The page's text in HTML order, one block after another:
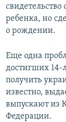
ребенка, но
о рождении.
Еще одна
достигших 14-
получить
известно,
выпускают из
Федерации.